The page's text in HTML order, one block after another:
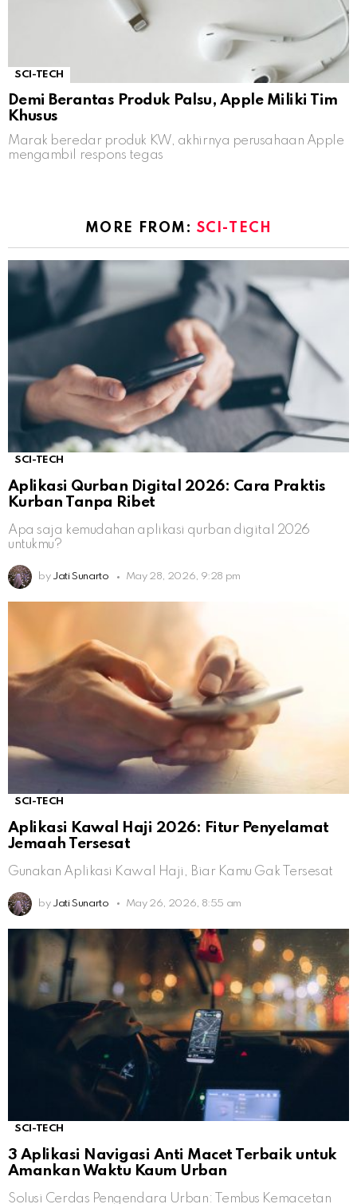
SCI-TECH
Demi Berantas Produk Palsu, Apple Miliki Tim
Khusus
Marak beredar produk KW, akhirnya perusahaan Apple
mengambil respons tegas
MORE FROM: SCI-TECH
SCI-TECH
Aplikasi Qurban Digital 2026: Cara Praktis
Kurban Tanpa Ribet
Apa saja kemudahan aplikasi qurban digital 2026
untukmu?
by Jati Sunarto May 28, 2026, 9:28 pm
SCI-TECH
Aplikasi Kawal Haji 2026: Fitur Penyelamat
Jemaah Tersesat
Gunakan Aplikasi Kawal Haji, Biar Kamu Gak Tersesat
by Jati Sunarto May 26, 2026, 8:55 am
SCI-TECH
3 Aplikasi Navigasi Anti Macet Terbaik untuk
Amankan Waktu Kaum Urban
Solusi Cerdas Pengendara Urban: Tembus Kemacetan